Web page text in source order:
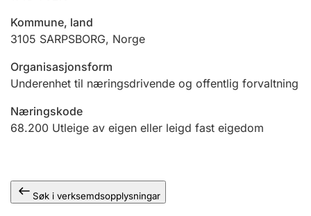
Ektepaktrettleiaren
Kommune, land
3105 SARPSBORG, Norge
Organisasjonsform
Underenhet til næringsdrivende og offentlig forvaltning
Næringskode
68.200 Utleige av eigen eller leigd fast eigedom
Søk i verksemdsopplysningar